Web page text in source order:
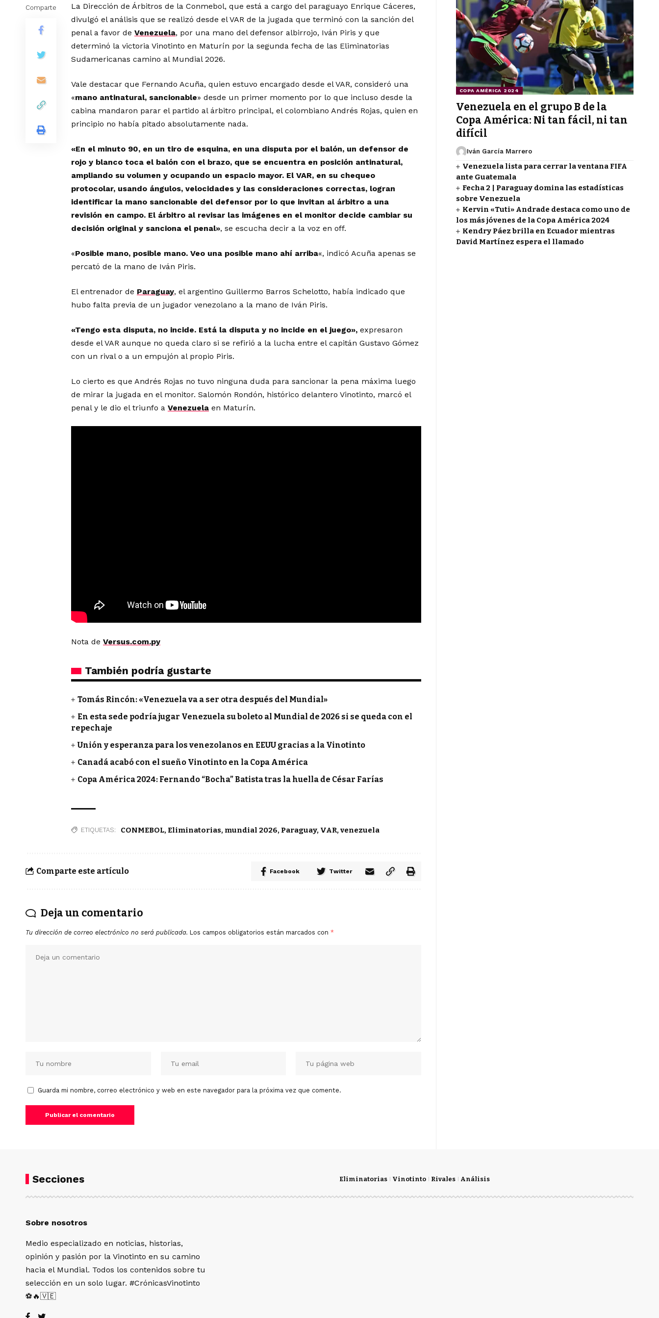
Comparte
La Dirección de Árbitros de la Conmebol, que está a cargo del paraguayo Enrique Cáceres,
divulgó el análisis que se realizó desde el VAR de la jugada que terminó con la sanción del
penal a favor de Venezuela, por una mano del defensor albirrojo, Iván Piris y que
determinó la victoria Vinotinto en Maturín por la segunda fecha de las Eliminatorias
Sudamericanas camino al Mundial 2026.
Vale destacar que Fernando Acuña, quien estuvo encargado desde el VAR, consideró una
«mano antinatural, sancionable» desde un primer momento por lo que incluso desde la
cabina mandaron parar el partido al árbitro principal, el colombiano Andrés Rojas, quien en
principio no había pitado absolutamente nada.
«En el minuto 90, en un tiro de esquina, en una disputa por el balón, un defensor de
rojo y blanco toca el balón con el brazo, que se encuentra en posición antinatural,
ampliando su volumen y ocupando un espacio mayor. El VAR, en su chequeo
protocolar, usando ángulos, velocidades y las consideraciones correctas, logran
identificar la mano sancionable del defensor por lo que invitan al árbitro a una
revisión en campo. El árbitro al revisar las imágenes en el monitor decide cambiar su
decisión original y sanciona el penal», se escucha decir a la voz en off.
«Posible mano, posible mano. Veo una posible mano ahí arriba«, indicó Acuña apenas se
percató de la mano de Iván Piris.
El entrenador de Paraguay, el argentino Guillermo Barros Schelotto, había indicado que
hubo falta previa de un jugador venezolano a la mano de Iván Piris.
«Tengo esta disputa, no incide. Está la disputa y no incide en el juego», expresaron
desde el VAR aunque no queda claro si se refirió a la lucha entre el capitán Gustavo Gómez
con un rival o a un empujón al propio Piris.
Lo cierto es que Andrés Rojas no tuvo ninguna duda para sancionar la pena máxima luego
de mirar la jugada en el monitor. Salomón Rondón, histórico delantero Vinotinto, marcó el
penal y le dio el triunfo a Venezuela en Maturín.
Nota de Versus.com.py
También podría gustarte
Tomás Rincón: «Venezuela va a ser otra después del Mundial»
En esta sede podría jugar Venezuela su boleto al Mundial de 2026 si se queda con el
repechaje
Unión y esperanza para los venezolanos en EEUU gracias a la Vinotinto
Canadá acabó con el sueño Vinotinto en la Copa América
Copa América 2024: Fernando “Bocha” Batista tras la huella de César Farías
ETIQUETAS: CONMEBOL, Eliminatorias, mundial 2026, Paraguay, VAR,venezuela
Comparte este artículo Facebook Twitter
Deja un comentario
Tu dirección de correo electrónico no será publicada. Los campos obligatorios están marcados con *
Guarda mi nombre, correo electrónico y web en este navegador para la próxima vez que comente.
COPA AMÉRICA 2024
Venezuela en el grupo B de la
Copa América: Ni tan fácil, ni tan
difícil
Iván García Marrero
Venezuela lista para cerrar la ventana FIFA
ante Guatemala
Fecha 2 | Paraguay domina las estadísticas
sobre Venezuela
Kervin «Tuti» Andrade destaca como uno de
los más jóvenes de la Copa América 2024
Kendry Páez brilla en Ecuador mientras
David Martínez espera el llamado
Secciones Eliminatorias Vinotinto Rivales Análisis
Sobre nosotros
Medio especializado en noticias, historias,
opinión y pasión por la Vinotinto en su camino
hacia el Mundial. Todos los contenidos sobre tu
selección en un solo lugar. #CrónicasVinotinto
⚽🔥🇻🇪